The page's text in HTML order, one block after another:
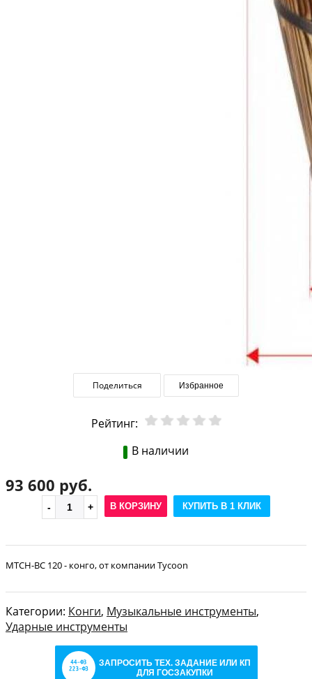
Поделиться Избранное
Рейтинг:
В наличии
93 600 руб.
В КОРЗИНУ КУПИТЬ В 1 КЛИК
MTCH-BC 120 - конго, от компании Tycoon
Категории: Конги, Музыкальные инструменты,
Ударные инструменты
ЗАПРОСИТЬ ТЕХ. ЗАДАНИЕ ИЛИ КП
ДЛЯ ГОСЗАКУПКИ